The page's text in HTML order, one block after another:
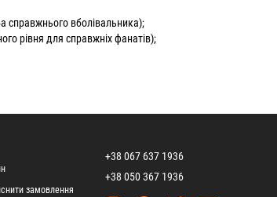
справжнього вболівальника);
рівня для справжніх фанатів);
замовлення
+38 067 637 1936
+38 050 367 1936